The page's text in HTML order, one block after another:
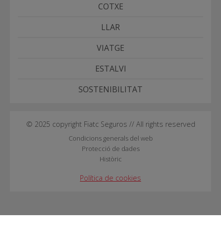
COTXE
LLAR
VIATGE
ESTALVI
SOSTENIBILITAT
© 2025 copyright Fiatc Seguros // All rights reserved
Condicions generals del web
Protecció de dades
Històric
Política de cookies